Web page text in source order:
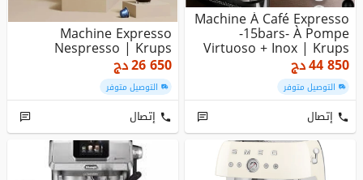
Machine À Café Expresso
-15bars- À Pompe
Virtuoso + Inox | Krups
44 850دج
التوصيل متوفر
إتصال
Machine Expresso
Nespresso | Krups
26 650دج
التوصيل متوفر
إتصال